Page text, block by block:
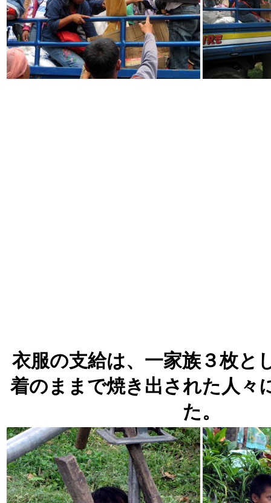
衣服の支給は、一家族３枚と
着のままで焼き出された人々
た。